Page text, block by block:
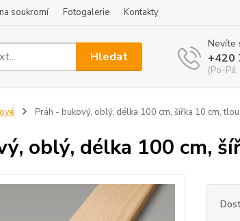
soukromí Fotogalerie Kontakty
Hledat
Nevíte
+420
(Po-
Práh - bukový, oblý, délka 100 cm, šířka 10 cm,
oblý, délka 100 cm,